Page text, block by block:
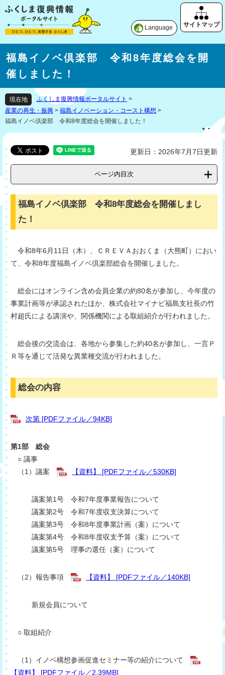
Language
福島イノベ倶楽部 令和8年度総会を開
催しました！
現在地 ふくしま復興情報ポータルサイト >
産業の再生・振興 > 福島イノベーション・コースト構想 >
福島イノベ倶楽部 令和8年度総会を開催しました！
更新日：2026年7月7日更新
ページ内目次
福島イノベ倶楽部 令和8年度総会を開催しまし
た！
令和8年6月11日（木）、ＣＲＥＶＡおおくま（大熊町）におい
て、令和8年度福島イノベ倶楽部総会を開催しました。
総会にはオンライン含め会員企業の約80名が参加し、今年度の
事業計画等が承認されたほか、株式会社マイナビ福島支社長の竹
村超氏による講演や、関係機関による取組紹介が行われました。
総会後の交流会は、各地から参集した約40名が参加し、一言Ｐ
Ｒ等を通じて活発な異業種交流が行われました。
総会の内容
次第 [PDFファイル／94KB]
第1部 総会
○ 議事
（1）議案
【資料】 [PDFファイル／530KB]
議案第1号 令和7年度事業報告について
議案第2号 令和7年度収支決算について
議案第3号 令和8年度事業計画（案）について
議案第4号 令和8年度収支予算（案）について
議案第5号 理事の選任（案）について
（2）報告事項 【資料】 [PDFファイル／140KB]
新規会員について
○ 取組紹介
（1）イノベ構想参画促進セミナー等の紹介について​
【資料】 [PDFファイル／2.39MB]